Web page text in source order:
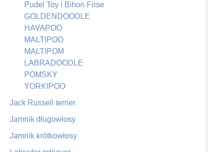
Pudel Toy i Bihon Frise
GOLDENDOODLE
HAVAPOO
MALTIPOO
MALTIPOM
LABRADOODLE
POMSKY
YORKIPOO
Jack Russell terrier
Jamnik długowłosy
Jamnik krótkowłosy